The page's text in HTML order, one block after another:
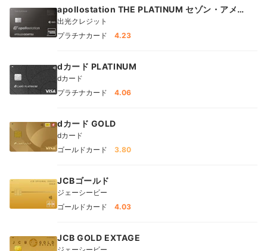
apollostation THE PLATINUM セゾン・アメリ
カン・エキスプレス®・カード
出光クレジット
プラチナカード
4.23
dカード PLATINUM
dカード
プラチナカード
4.06
dカード GOLD
dカード
ゴールドカード
3.80
JCBゴールド
ジェーシービー
ゴールドカード
4.03
JCB GOLD EXTAGE
ジェーシービー